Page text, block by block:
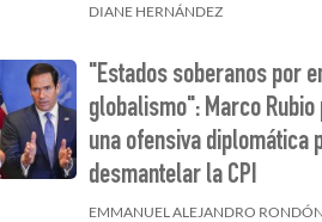
DIANE HERNÁNDEZ
"Estados soberanos por
globalismo": Marco Rubio
una ofensiva diplomática
desmantelar la CPI
EMMANUEL ALEJANDRO RONDÓN